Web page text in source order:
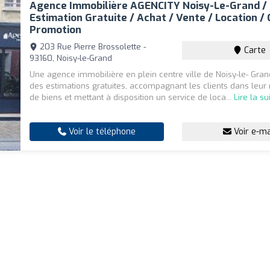
Agence Immobilière AGENCITY Noisy-Le-Grand /
Estimation Gratuite / Achat / Vente / Location /
Promotion
203 Rue Pierre Brossolette -
93160, Noisy-le-Grand
Carte
Une agence immobilière en plein centre ville de Noisy-le-
des estimations gratuites, accompagnant les clients dans leur
de biens et mettant à disposition un service de loca...Lire la
Voir le téléphone Voir e-